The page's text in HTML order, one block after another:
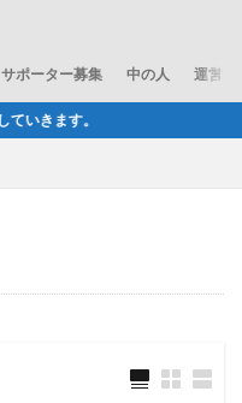
サポーター募集 中の人 運営会